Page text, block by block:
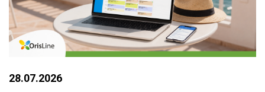
28.07.2026